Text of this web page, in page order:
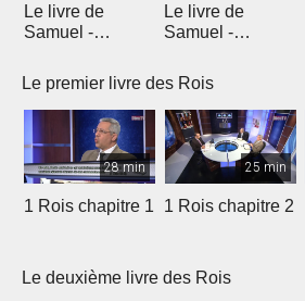
Le livre de
Samuel -
Le livre de
Samuel -
Le premier livre des Rois
28 min
1 Rois chapitre 1
25 min
1 Rois chapitre 2
Le deuxième livre des Rois